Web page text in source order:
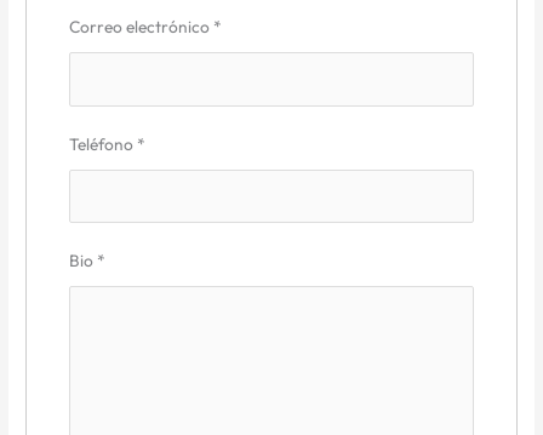
Correo electrónico *
Teléfono *
Bio *